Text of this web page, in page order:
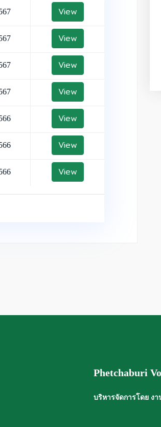
View
View
View
View
View
View
View
Phetchaburi
บริหารจัดการโดย ง